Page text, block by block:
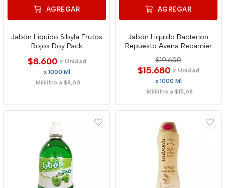
AGREGAR
Jabón Líquido Sibyla Frutos
Rojos Doy Pack
$8.600 x Unidad
x 1000 Ml
Mililitro a $8,60
AGREGAR
Jabón Liquido Bacterion
Repuesto Avena Recamier
$19.600
$15.680 x Unidad
x 1000 Ml
Mililitro a $15,68